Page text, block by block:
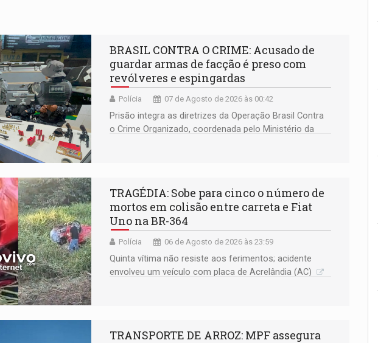
BRASIL CONTRA O CRIME: Acusado de
guardar armas de facção é preso com
revólveres e espingardas
Polícia 07 de Agosto de 2026 às 00:42
Prisão integra as diretrizes da Operação Brasil Contra
o Crime Organizado, coordenada pelo Ministério da
TRAGÉDIA: Sobe para cinco o número de
mortos em colisão entre carreta e Fiat
Uno na BR-364
Polícia 06 de Agosto de 2026 às 23:59
Quinta vítima não resiste aos ferimentos; acidente
envolveu um veículo com placa de Acrelândia (AC)
TRANSPORTE DE ARROZ: MPF assegura